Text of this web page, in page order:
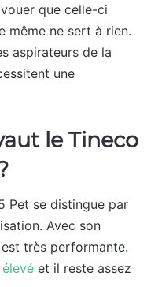
que celle-ci
même ne sert à rien.
aspirateurs de la
une
le Tineco
Pet se distingue par
Avec son
très performante.
et il reste assez